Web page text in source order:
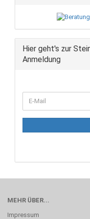
Hier geht's zur
Anmeldung
ZUR
NEWSLETTER-
E-
Mail
MEHR ÜBER...
Impressum